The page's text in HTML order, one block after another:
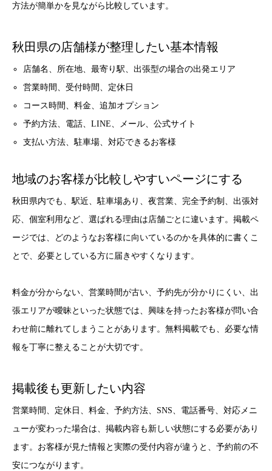
方法が簡単かを見ながら比較しています。
秋田県の店舗様が整理したい基本情報
店舗名、所在地、最寄り駅、出張型の場合の出発エリア
営業時間、受付時間、定休日
コース時間、料金、追加オプション
予約方法、電話、LINE、メール、公式サイト
支払い方法、駐車場、対応できるお客様
地域のお客様が比較しやすいページにする
秋田県内でも、駅近、駐車場あり、夜営業、完全予約制、出張対
応、個室利用など、選ばれる理由は店舗ごとに違います。掲載ペ
ージでは、どのようなお客様に向いているのかを具体的に書くこ
とで、必要としている方に届きやすくなります。
料金が分からない、営業時間が古い、予約先が分かりにくい、出
張エリアが曖昧といった状態では、興味を持ったお客様が問い合
わせ前に離れてしまうことがあります。無料掲載でも、必要な情
報を丁寧に整えることが大切です。
掲載後も更新したい内容
営業時間、定休日、料金、予約方法、SNS、電話番号、対応メニ
ューが変わった場合は、掲載内容も新しい状態にする必要があり
ます。お客様が見た情報と実際の受付内容が違うと、予約前の不
安につながります。